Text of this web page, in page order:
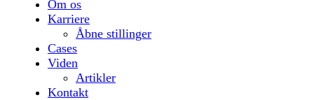
Om os
Karriere
Åbne stillinger
Cases
Viden
Artikler
Kontakt